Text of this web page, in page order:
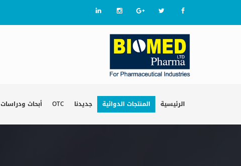
الرئيسية المنتجات الدوائية جديدنا OTC أبحاث ودراسات